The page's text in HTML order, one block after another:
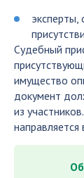
эксперты,
Судебный
имущество
документ
из
направляется